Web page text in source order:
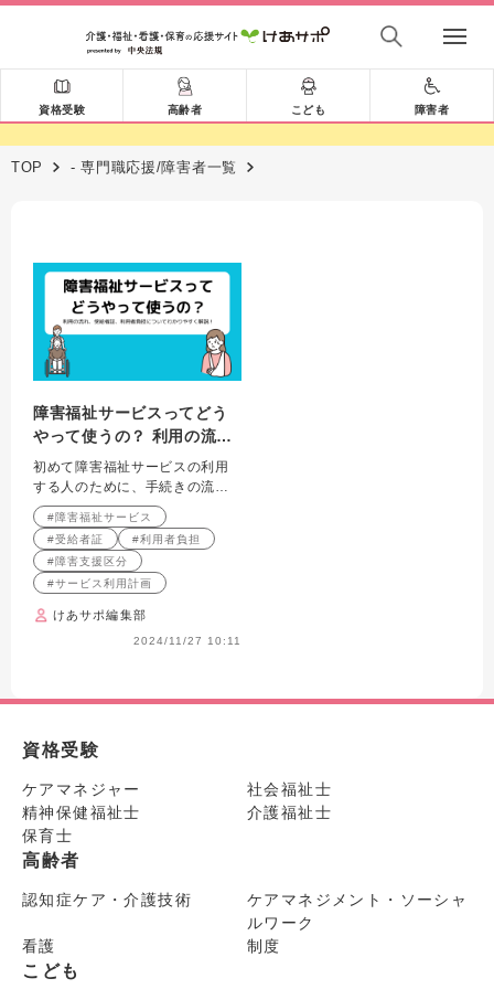
資格受験 高齢者 こども 障害者
TOP - 専門職応援/障害者一覧
障害福祉サービスってどう
やって使うの？ 利用の流
れ、受給者証、利用者負担
についてわかりやすく解
説！
初めて障害福祉サービスの利用
する人のために、手続きの流れ
からお金の話までまるっと解
説！
#障害福祉サービス
#受給者証
#利用者負担
#障害支援区分
#サービス利用計画
けあサポ編集部
2024/11/27 10:11
資格受験
ケアマネジャー
社会福祉士
精神保健福祉士
介護福祉士
保育士
高齢者
認知症ケア・介護技術
ケアマネジメント・ソーシャ
ルワーク
看護
制度
こども